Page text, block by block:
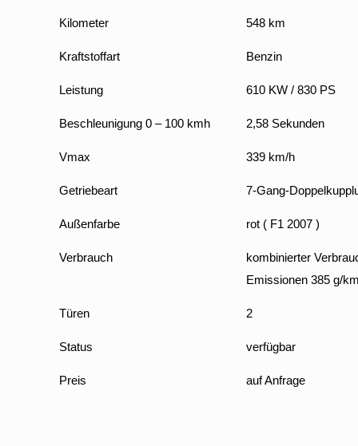
Kilometer 548 km
Kraftstoffart Benzin
Leistung 610 KW / 830 PS
Beschleunigung 0 – 100 kmh 2,58 Sekunden
Vmax 339 km/h
Getriebeart 7-Gang-
Außenfarbe rot ( F1 2007 )
Verbrauch
kombinierter
Emissionen 385 g/km
Türen 2
Status verfügbar
Preis auf Anfrage